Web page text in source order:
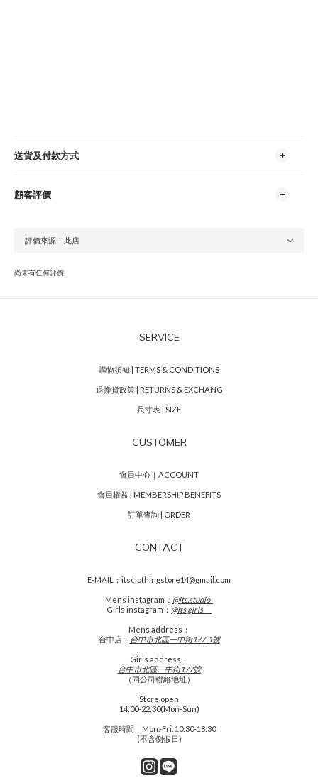
送貨及付款方式
顧客評價
尚未有任何評價
SERVICE
購物須知 | TERMS & CONDITIONS
退換貨政策 | RETURNS & EXCHANG
尺寸表 | SIZE
CUSTOMER
會員中心｜ACCOUNT
會員權益 | MEMBERSHIP BENEFITS
訂單查詢 | ORDER
CONTACT
E-MAIL：itsclothingstore14@gmail.com
Mens instagram ： @its.studio_
Girls instagram： @its.girls___
Mens address：
台中店： 台中市北區一中街177-1號
Girls address：
台中市北區一中街177號
（同公司聯絡地址）
Store open
14:00-22:30(Mon-Sun)
客服時間｜Mon.-Fri. 10:30-18:30
(不含例假日)